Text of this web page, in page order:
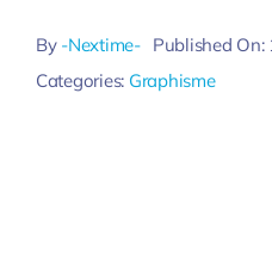
By -Nextime- Published On:
Categories: Graphisme